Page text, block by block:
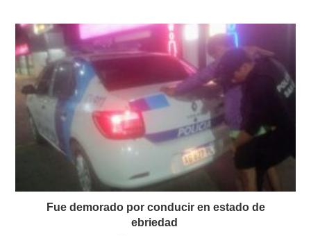
Fue demorado por conducir en estado de
ebriedad